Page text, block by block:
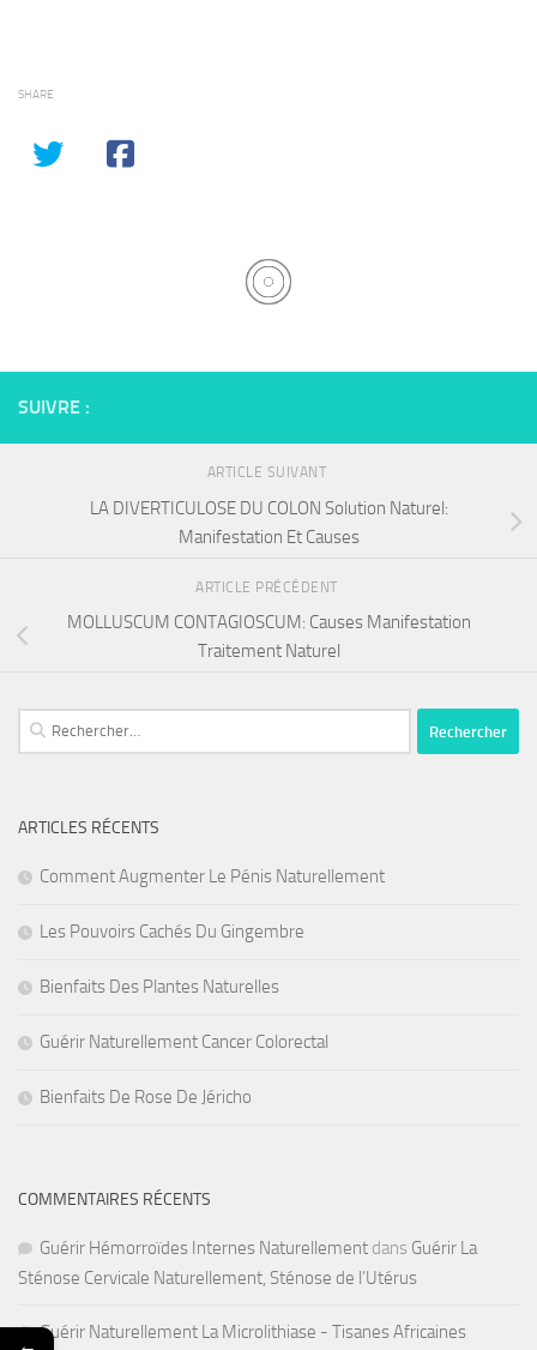
SHARE
SUIVRE :
ARTICLE SUIVANT
LA DIVERTICULOSE DU COLON Solution Naturel:
Manifestation Et Causes
ARTICLE PRÉCÉDENT
MOLLUSCUM CONTAGIOSCUM: Causes Manifestation
Traitement Naturel
Rechercher :
ARTICLES RÉCENTS
Comment Augmenter Le Pénis Naturellement
Les Pouvoirs Cachés Du Gingembre
Bienfaits Des Plantes Naturelles
Guérir Naturellement Cancer Colorectal
Bienfaits De Rose De Jéricho
COMMENTAIRES RÉCENTS
Guérir Hémorroïdes Internes Naturellement dans Guérir La
Sténose Cervicale Naturellement, Sténose de l’Utérus
Guérir Naturellement La Microlithiase - Tisanes Africaines